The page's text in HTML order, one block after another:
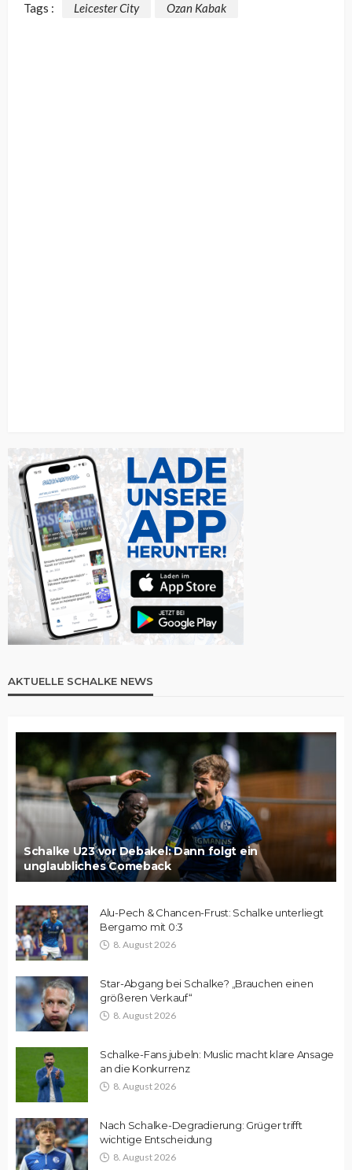
Tags : Leicester City Ozan Kabak
AKTUELLE SCHALKE NEWS
Schalke U23 vor Debakel: Dann folgt ein
unglaubliches Comeback
Alu-Pech & Chancen-Frust: Schalke unterliegt
Bergamo mit 0:3
8. August 2026
Star-Abgang bei Schalke? „Brauchen einen
größeren Verkauf“
8. August 2026
Schalke-Fans jubeln: Muslic macht klare Ansage
an die Konkurrenz
8. August 2026
Nach Schalke-Degradierung: Grüger trifft
wichtige Entscheidung
8. August 2026